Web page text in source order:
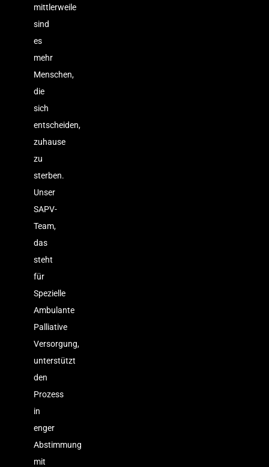
mittlerweile
sind
es
mehr
Menschen,
die
sich
entscheiden,
zuhause
zu
sterben.
Unser
SAPV-
Team,
das
steht
für
Spezielle
Ambulante
Palliative
Versorgung,
unterstützt
den
Prozess
in
enger
Abstimmung
mit